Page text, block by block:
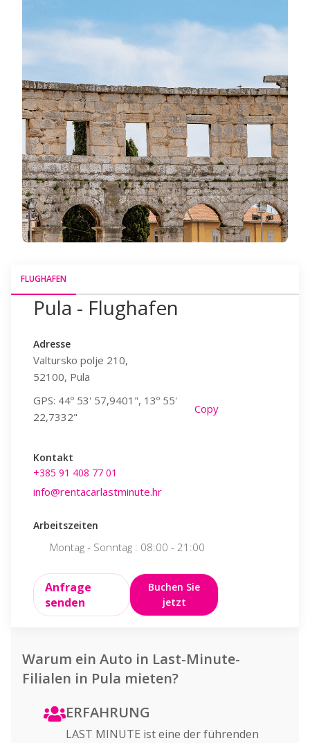
FLUGHAFEN
Pula - Flughafen
Adresse
Valtursko polje 210,
52100, Pula
GPS: 44º 53' 57,9401", 13º 55'
22,7332"
Copy
Kontakt
+385 91 408 77 01
info@rentacarlastminute.hr
Arbeitszeiten
Montag - Sonntag : 08:00 - 21:00
Anfrage
senden
Buchen Sie
jetzt
Warum ein Auto in Last-Minute-
Filialen in Pula mieten?
ERFAHRUNG
LAST MINUTE ist eine der führenden